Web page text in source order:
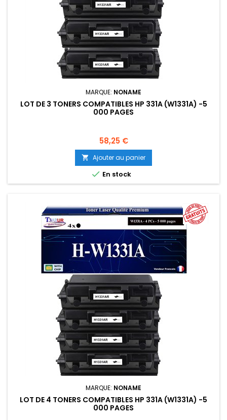
MARQUE: NONAME
LOT DE 3 TONERS COMPATIBLES HP 331A (W1331A) -5
000 PAGES
Prix
58,25 €
 Ajouter au panier
 En stock
MARQUE: NONAME
LOT DE 4 TONERS COMPATIBLES HP 331A (W1331A) -5
000 PAGES